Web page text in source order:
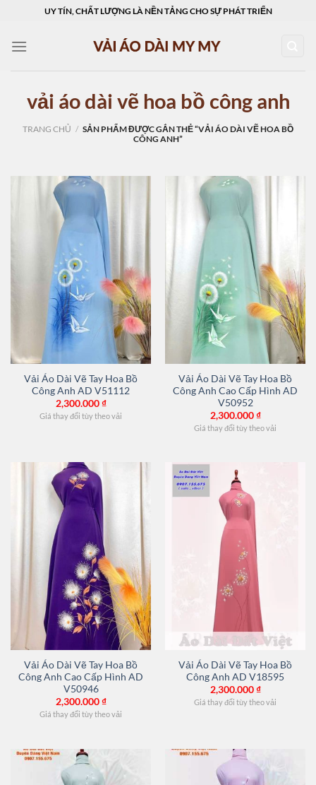
content
UY TÍN, CHẤT LƯỢNG LÀ NỀN TẢNG CHO SỰ PHÁT TRIỂN
vải áo dài vẽ hoa bồ công anh
TRANG CHỦ / SẢN PHẨM ĐƯỢC GẮN THẺ “VẢI ÁO DÀI VẼ HOA BỒ
CÔNG ANH”
Vải Áo Dài Vẽ Tay Hoa Bồ
Công Anh AD V51112
2,300.000₫
Giá thay đổi tùy theo vải
Vải Áo Dài Vẽ Tay Hoa Bồ
Công Anh Cao Cấp Hình AD
V50952
2,300.000₫
Giá thay đổi tùy theo vải
Vải Áo Dài Vẽ Tay Hoa Bồ
Công Anh Cao Cấp Hình AD
V50946
2,300.000₫
Giá thay đổi tùy theo vải
Vải Áo Dài Vẽ Tay Hoa Bồ
Công Anh AD V18595
2,300.000₫
Giá thay đổi tùy theo vải